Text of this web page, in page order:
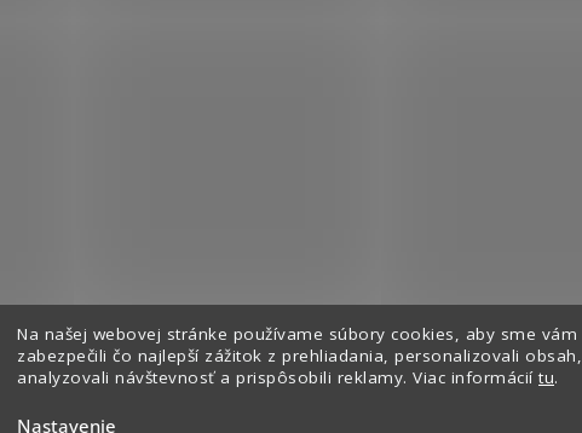
Na našej webovej stránke používame súbory cookies, aby sme vám
zabezpečili čo najlepší zážitok z prehliadania, personalizovali obsah,
analyzovali návštevnosť a prispôsobili reklamy. Viac informácií tu.
Nastavenie
Sledovať na Instagrame